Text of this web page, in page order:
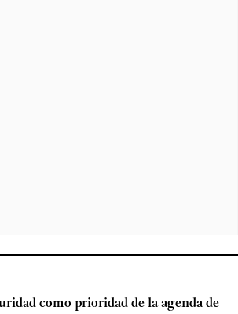
como prioridad de la agenda de